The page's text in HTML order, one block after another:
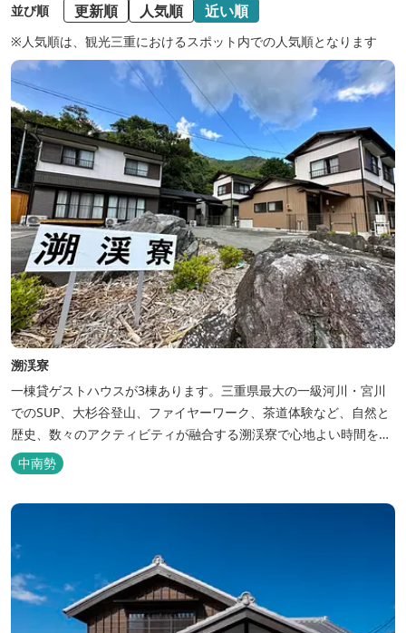
並び順 更新順 人気順 近い順
※人気順は、観光三重におけるスポット内での人気順となります
溯渓寮
一棟貸ゲストハウスが3棟あります。三重県最大の一級河川・宮川
でのSUP、大杉谷登山、ファイヤーワーク、茶道体験など、自然と
歴史、数々のアクティビティが融合する溯渓寮で心地よい時間をお
過ごしください。 溯渓寮A棟は、22㎡の広々としたLDKを有する清
潔な宿泊棟です。大きな窓からは四季折々の美しい風景を眺望で
き、夏場はウッドデッキ、冬場は薪ストーブと、季節を感じながら
中南勢